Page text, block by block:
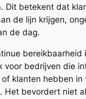
Dit betekent dat
de lijn krijgen,
de dag.
bereikbaarheid
voor bedrijven die
klanten hebben in
Het bevordert niet